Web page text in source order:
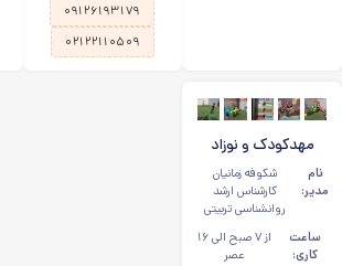
۰۹۱۲۶۱۹۳۱۷۹
۰۲۱۲۲۱۱۰۵۰۹
مهدکودک و نوزاد
شکوفه های امید از
نوزادی تا پیش
دبستانی
نام
مدیر:
شکوفه زمانیان
کارشناس ارشد
روانشناسی تربیتی
ساعت
کاری:
از ۷ صبح الی ۱۶
عصر